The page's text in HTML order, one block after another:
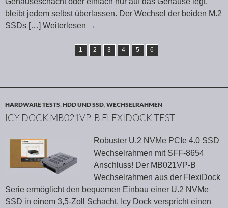
bleibt jedem selbst überlassen. Der Wechsel der beiden M.2
SSDs […] Weiterlesen →
1 2 3 4 5 6
HARDWARE TESTS,HDD UND SSD,WECHSELRAHMEN
ICY DOCK MB021VP-B FLEXIDOCK TEST
Robuster U.2 NVMe PCIe 4.0 SSD
Wechselrahmen mit SFF-8654
Anschluss! Der MB021VP-B
Wechselrahmen aus der FlexiDock
Serie ermöglicht den bequemen Einbau einer U.2 NVMe
SSD in einem 3,5-Zoll Schacht. Icy Dock verspricht einen